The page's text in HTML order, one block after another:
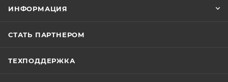
ИНФОРМАЦИЯ
СТАТЬ ПАРТНЕРОМ
ТЕХПОДДЕРЖКА